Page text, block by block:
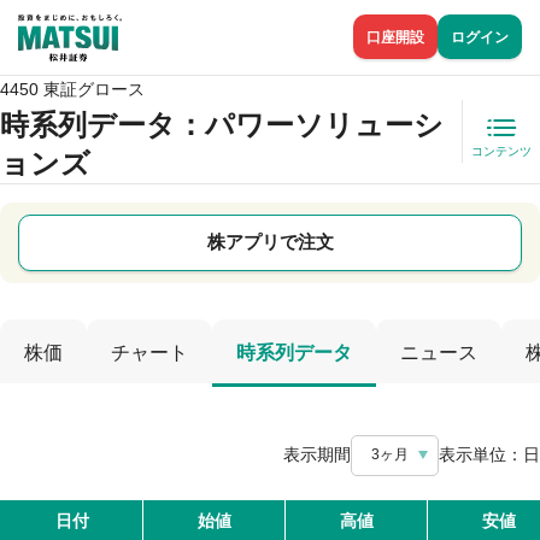
口座開設 ログイン
4450 東証グロース
時系列データ ：パワーソリューシ
ョンズ
コンテンツ
株アプリで注文
株価 チャート 時系列データ ニュース
表示期間 3ヶ月 表示単位： 日
日付 始値 高値 安値